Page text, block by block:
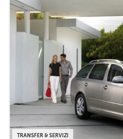
TRANSFER & SERVIZI